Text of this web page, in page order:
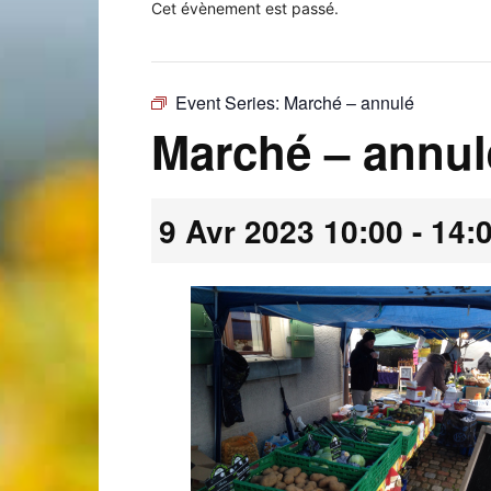
Laconnex
Cet évènement est passé.
Event Series: Marché – annulé
Marché –
9 Avr 2023 10:00 -